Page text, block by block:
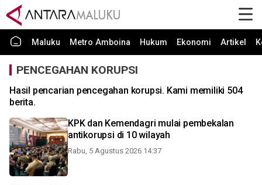
Maluku Metro Amboina Hukum Ekonomi Artikel
PENCEGAHAN KORUPSI
Hasil pencarian pencegahan korupsi. Kami memiliki 504
berita.
KPK dan Kemendagri mulai pembekalan
antikorupsi di 10 wilayah
Rabu, 5 Agustus 2026 14:37